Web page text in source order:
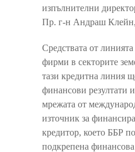
изпълнителни
Пр. г-н Андраш Клейн,
Средствата от
фирми в секторите
тази кредитна линия
финансови резултати
мрежата от
източник за
кредитор, което ББР
подкрепена